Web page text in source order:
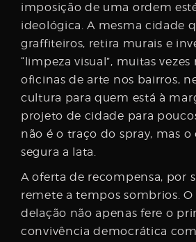
imposição de uma ordem
ideológica. A mesma cidade
graffiteiros, retira murais e
“limpeza visual”, muitas
oficinas de arte nos bairros,
cultura para quem está à
projeto de cidade para
não é o traço do spray, mas
segura a lata.
A oferta de recompensa, por
remete a tempos sombrios.
delação não apenas fere o
convivência democrática